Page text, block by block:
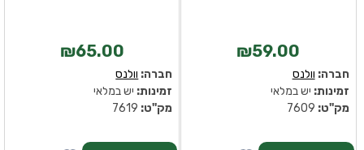
₪65.00
חברה: וולנס
זמינות: יש במלאי
מק''ט:
₪59.00
חברה: וולנס
זמינות: יש במלאי
מק''ט: